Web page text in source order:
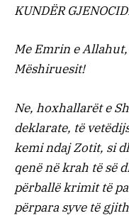
KUNDËR
Me Emrin e
Mëshiruesit!
Ne, hoxhallarët e
deklarate, të
kemi ndaj Zotit, si
qenë në krah të së
përballë krimit të
përpara syve të